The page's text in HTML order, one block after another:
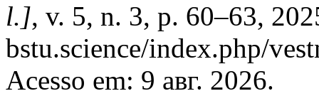
l.], v. 5, n. 3, p. 60–63,
bstu.science/index.php/
Acesso em: 9 авг. 2026.